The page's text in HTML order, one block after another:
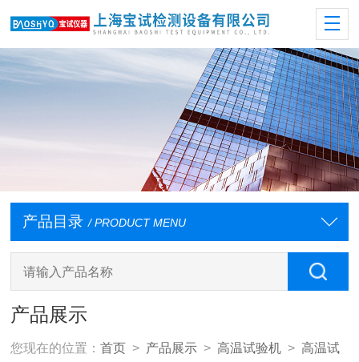
产品目录 / PRODUCT MENU
产品展示
您现在的位置：首页 > 产品展示 >高温试验机 >高温试